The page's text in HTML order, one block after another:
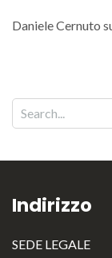
Daniele Cernuto
Indirizzo
SEDE LEGALE